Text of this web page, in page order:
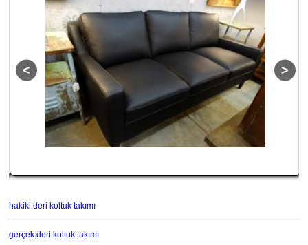
hakiki deri koltuk takımı
gerçek deri koltuk takımı